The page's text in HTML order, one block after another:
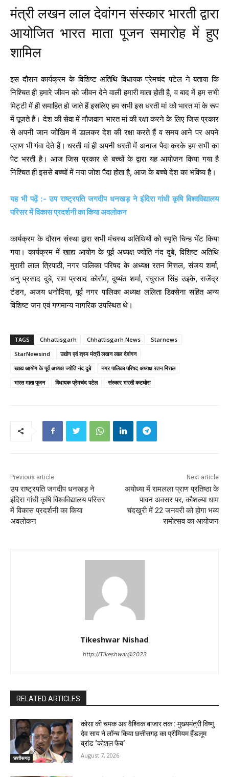
मंत्री लखन लाल देवांगन संस्कार भारती द्वारा
आयोजित भारत माता पूजन समारोह में हुए
शामिल
इस दौरान कार्यक्रम के विशिष्ट अतिथि विधायक प्रेमचंद पटेल ने बताया कि
निश्चित ही हमारे जीवन को जीवन देने वाली हमारी माता होती है, व बाद में हम सभी
मिट्टी में ही समाहित हो जाते हैं इसलिए हम सभी इस धरती मां को भारत मां के रूप
में पूजते हैं। देश की सेवा में नौजवान भारत मां की रक्षा करने के लिए जिस प्रकार
से अपनी जान जोखिम में डालकर देश की रक्षा करते हैं व समय आने पर अपने
प्राण भी गंवा देते हैं। धरती मां ही अपनी धरती में अनाज पैदा करके हम सभी का
पेट भरती है। आज जिस प्रकार से बच्चों के द्वारा यह आयोजन किया गया है
निश्चित ही इससे बच्चों में नया जोश पैदा होता है, आज के बच्चे देश का भविष्य है।
यह भी पढ़ें :- उप राष्ट्रपति जगदीप धनखड़ ने इंदिरा गांधी कृषि विश्वविद्यालय
परिसर में विकास प्रदर्शनी का किया अवलोकन
कार्यक्रम के दौरान संस्था द्वारा सभी मंचस्थ अतिथियों को स्मृति चिन्ह भेंट किया
गया। कार्यक्रम में खाद्य आयोग के पूर्व अध्यक्ष ज्योति नंद दुबे, विशिष्ट अतिथि
मुरारी लाल त्रिपाठी, नगर पालिका परिषद के अध्यक्ष रतन मित्तल, संजय शर्मा,
धनु प्रसाद दुबे, राम प्रसाद कोर्राम, दुष्यंत शर्मा, रघुराज सिंह उइके, राजेंद्र
टंडन, अजय धनोदिया, पूर्व नगर पालिका अध्यक्ष ललिता डिक्सेना सहित अन्य
विशिष्ट जन एवं गणमान्य नागरिक उपस्थित थे।
TAGS Chhattisgarh Chhattisgarh News
Starnews
StarNewsind
उद्योग एवं श्रम मंत्री लखन लाल देवांगन
खाद्य आयोग के पूर्व अध्यक्ष ज्योति नंद दुबे
नगर पालिका परिषद अध्यक्ष रतन मित्तल
भारत माता पूजन
विधायक प्रेमचंद पटेल संस्कार भारती कटघोरा
Previous article
उप राष्ट्रपति जगदीप धनखड़ ने
इंदिरा गांधी कृषि विश्वविद्यालय परिसर
में विकास प्रदर्शनी का किया
अवलोकन
Next article
अयोध्या में रामलला प्राण प्रतिष्ठा के
पावन अवसर पर, कौशल्या धाम
चंदखुरी में 22 जनवरी को होगा भव्य
रामोत्सव का आयोजन
Tikeshwar Nishad
http://Tikeshwar@2023
RELATED ARTICLES
छत्तीसगढ़
कोसा की चमक अब वैश्विक बाजार तक : मुख्यमंत्री विष्णु
देव साय ने लॉन्च किया छत्तीसगढ़ का प्रीमियम हैंडलूम
ब्रांड ‘कोशल फैब’
August 7, 2026